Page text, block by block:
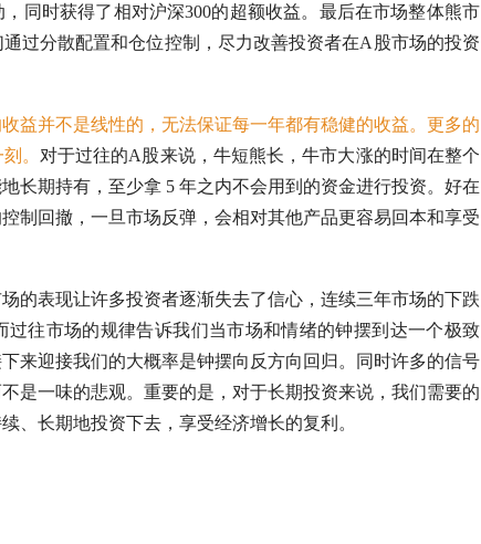
同时获得了相对沪深300的超额收益。最后在市场整体熊市
过分散配置和仓位控制，尽力改善投资者在A股市场的投资
益并不是线性的，无法保证每一年都有稳健的收益。更多的
。 对于过往的A股来说，牛短熊长，牛市大涨的时间在整个
长期持有，至少拿 5 年之内不会用到的资金进行投资。好在
制回撤，一旦市场反弹，会相对其他产品更容易回本和享受
的表现让许多投资者逐渐失去了信心，连续三年市场的下跌
往市场的规律告诉我们当市场和情绪的钟摆到达一个极致
来迎接我们的大概率是钟摆向反方向回归。同时许多的信号
是一味的悲观。重要的是，对于长期投资来说，我们需要的
、长期地投资下去，享受经济增长的复利。